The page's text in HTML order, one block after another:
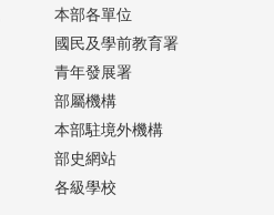
本部各單位
國民及學前教育署
青年發展署
部屬機構
本部駐境外機構
部史網站
各級學校